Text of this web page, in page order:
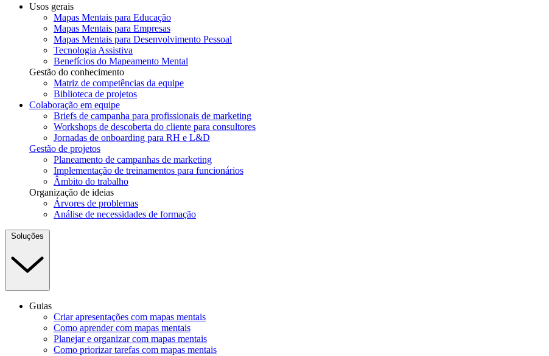
Usos gerais
Mapas Mentais para Educação
Mapas Mentais para Empresas
Mapas Mentais para Desenvolvimento Pessoal
Tecnologia Assistiva
Benefícios do Mapeamento Mental
Gestão do conhecimento
Matriz de competências da equipe
Biblioteca de projetos
Colaboração em equipe
Briefs de campanha para profissionais de marketing
Workshops de descoberta do cliente para consultores
Jornadas de onboarding para RH e L&D
Gestão de projetos
Planeamento de campanhas de marketing
Implementação de treinamentos para funcionários
Âmbito do trabalho
Organização de ideias
Árvores de problemas
Análise de necessidades de formação
Soluções
Guias
Criar apresentações com mapas mentais
Como aprender com mapas mentais
Planejar e organizar com mapas mentais
Como priorizar tarefas com mapas mentais